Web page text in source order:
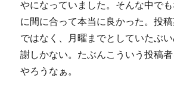
やになっていました。そんな中で
に間に合って本当に良かった。投
ではなく、月曜までとしていたぶ
謝しかない。たぶんこういう投稿
やろうなぁ。